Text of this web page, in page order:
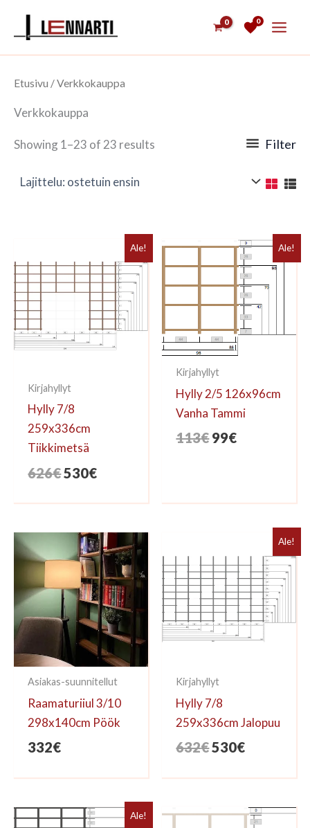
0
Etusivu / Verkkokauppa
Verkkokauppa
Showing 1–23 of 23 results Filter
Ale!
Kirjahyllyt
Hylly 7/8
259x336cm
Tiikkimetsä
626€Alkuperäinen
oli:
530€Nykyinen
on:
Ale!
Kirjahyllyt
Hylly 2/5 126x96cm
Vanha Tammi
113€Alkuperäinen
99€Nykyinen
Asiakas-suunnitellut
Raamaturiiul 3/10
298x140cm Pöök
332€
Ale!
Kirjahyllyt
Hylly 7/8
259x336cm Jalopuu
632€Alkuperäinen
oli:
530€Nykyinen
on:
Ale!